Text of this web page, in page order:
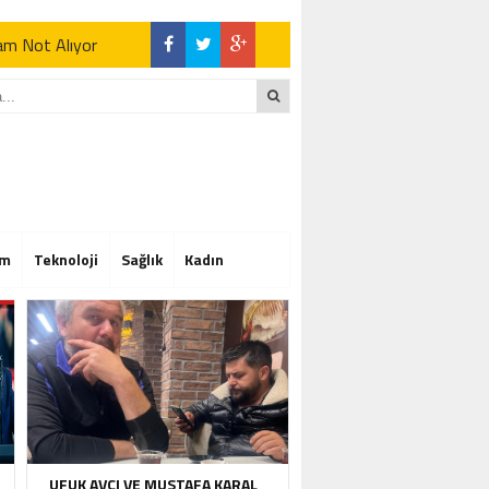
Not Alıyor
Not Alıyor
Teknoloji Sağlık Kadın
UFUK AVCI VE MUSTAFA KARAL